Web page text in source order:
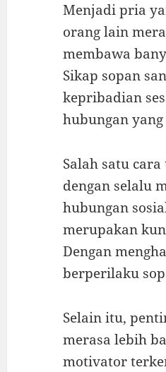
Menjadi pria
orang lain
membawa
Sikap sopan
kepribadian
hubungan
Salah satu
dengan selalu
hubungan
merupakan
Dengan
berperilaku
Selain itu,
merasa lebih
motivator